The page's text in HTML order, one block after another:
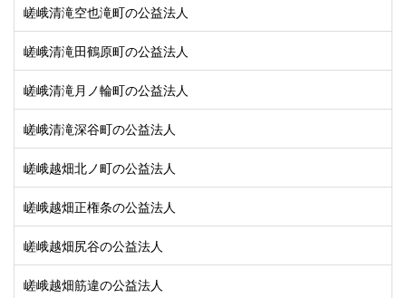
嵯峨清滝空也滝町の公益法人
嵯峨清滝田鶴原町の公益法人
嵯峨清滝月ノ輪町の公益法人
嵯峨清滝深谷町の公益法人
嵯峨越畑北ノ町の公益法人
嵯峨越畑正権条の公益法人
嵯峨越畑尻谷の公益法人
嵯峨越畑筋違の公益法人